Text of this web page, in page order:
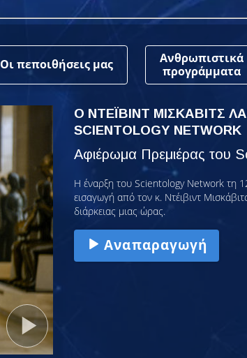
Οι πεποιθήσεις μας
Ανθρωπιστικά
προγράμματα
Ο ΝΤΕΪΒΙΝΤ ΜΙΣΚΑΒΙΤΣ
SCIENTOLOGY NETWORK
Αφιέρωμα Πρεμιέρας του
Η έναρξη του Scientology Network τη
εισαγωγή από τον κ. Ντέιβιντ
διάρκειας μιας ώρας.
Αναπαραγωγή